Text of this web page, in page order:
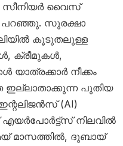
സീനിയർ വൈസ്
പറഞ്ഞു. സുരക്ഷാ
കൂടുതലുള്ള
ക്രീമുകൾ,
യാത്രക്കാർ നീക്കം
പുതിയ
(AI)
എയർപോർട്ട്‌സ് നിലവിൽ
മാസത്തിൽ, ദുബായ്